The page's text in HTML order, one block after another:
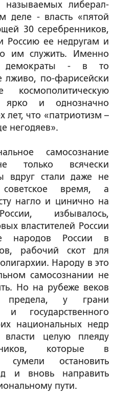
называемых либерал-
деле - власть «пятой
30 серебренников,
Россию ее недругам и
им служить. Именно
демократы - в то
лживо, по-фарисейски
ярко и однозначно
лет, что «патриотизм –
негодяев».
самосознание
только всячески
вдруг стали даже не
время, а
нагло и цинично на
избывалось,
властителей России
народов России в
рабочий скот для
Народу в это
самосознании не
Но на рубеже веков
предела, у грани
и государственного
национальных недр
целую плеяду
которые в
сумели остановить
и вновь направить
пути.